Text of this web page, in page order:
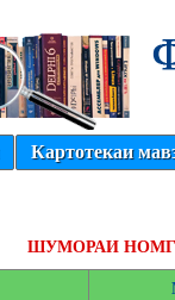
Картотекаи
ШУМОРАИ